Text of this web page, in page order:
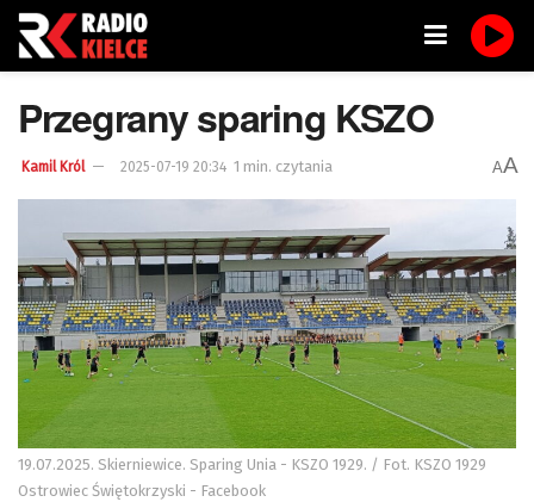
Przegrany sparing KSZO
Kamil Król 2025-07-19 20:34 1 min. czytania AA
19.07.2025. Skierniewice. Sparing Unia - KSZO 1929. / Fot. KSZO 1929
Ostrowiec Świętokrzyski - Facebook